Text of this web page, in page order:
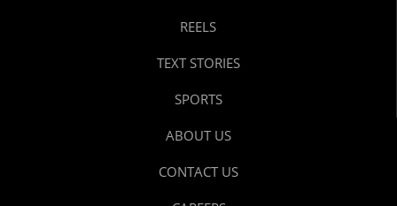
REELS
TEXT STORIES
SPORTS
ABOUT US
CONTACT US